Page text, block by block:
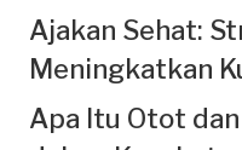
Ajakan Sehat:
Meningkatkan
Apa Itu Otot